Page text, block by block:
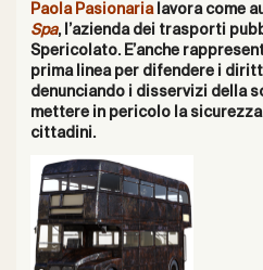
Paola Pasionarialavora come
Spa, l’azienda dei trasporti
Spericolato. E’anche
prima linea per difendere i
denunciando i disservizi della
mettere in pericolo la
cittadini.